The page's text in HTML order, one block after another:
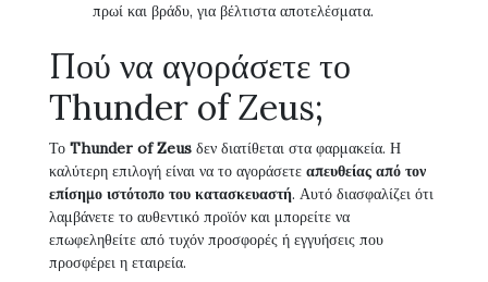
πρωί και βράδυ, για βέλτιστα αποτελέσματα.
Πού να αγοράσετε το
Thunder of Zeus;
Το Thunder of Zeus δεν διατίθεται στα φαρμακεία. Η
καλύτερη επιλογή είναι να το αγοράσετε απευθείας από τον
επίσημο ιστότοπο του κατασκευαστή. Αυτό διασφαλίζει ότι
λαμβάνετε το αυθεντικό προϊόν και μπορείτε να
επωφεληθείτε από τυχόν προσφορές ή εγγυήσεις που
προσφέρει η εταιρεία.